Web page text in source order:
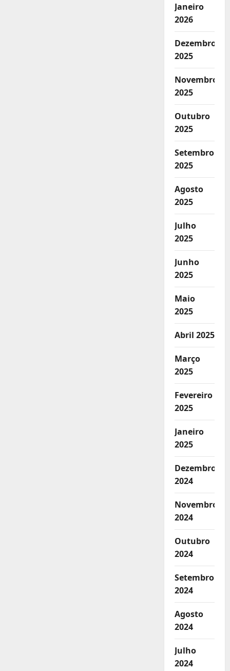
Janeiro
2026
Dezembro
2025
Novembro
2025
Outubro
2025
Setembro
2025
Agosto
2025
Julho
2025
Junho
2025
Maio
2025
Abril 2025
Março
2025
Fevereiro
2025
Janeiro
2025
Dezembro
2024
Novembro
2024
Outubro
2024
Setembro
2024
Agosto
2024
Julho
2024